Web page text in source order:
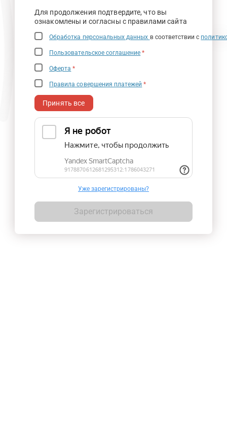
Для продолжения подтвердите, что вы
ознакомлены и согласны с правилами сайта
Обработка персональных данных в соответствии с
Пользовательское соглашение *
Оферта *
Правила совершения платежей *
Принять все
Уже зарегистрированы?
Зарегистрироваться